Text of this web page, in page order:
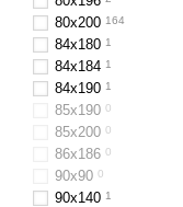
80x200 164
84х180 1
84x184 1
84х190 1
85х190 0
85х200 0
86х186 0
90х90 0
90х140 1